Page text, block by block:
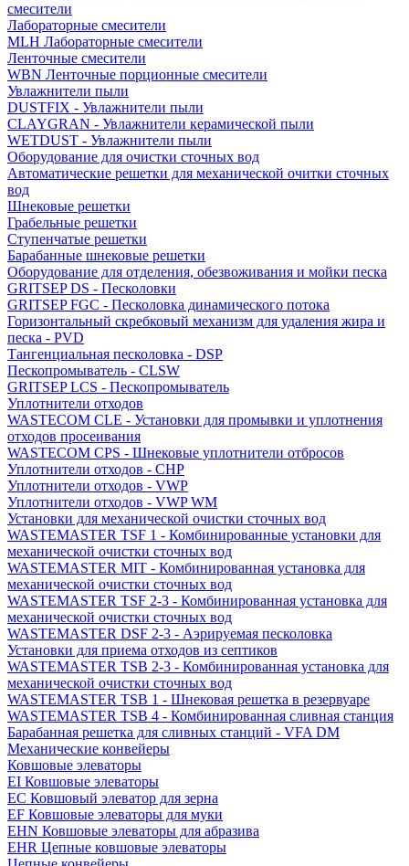
смесители
Лабораторные смесители
MLH Лабораторные смесители
Ленточные смесители
WBN Ленточные порционные смесители
Увлажнители пыли
DUSTFIX - Увлажнители пыли
CLAYGRAN - Увлажнители керамической пыли
WETDUST - Увлажнители пыли
Оборудование для очистки сточных вод
Автоматические решетки для механической очитки сточных
вод
Шнековые решетки
Грабельные решетки
Ступенчатые решетки
Барабанные шнековые решетки
Оборудование для отделения, обезвоживания и мойки песка
GRITSEP DS - Песколовки
GRITSEP FGC - Песколовка динамического потока
Горизонтальный скребковый механизм для удаления жира и
песка - PVD
Тангенциальная песколовка - DSP
Пескопромыватель - CLSW
GRITSEP LCS - Пескопромыватель
Уплотнители отходов
WASTECOM CLE - Установки для промывки и уплотнения
отходов просеивания
WASTECOM CPS - Шнековые уплотнители отбросов
Уплотнители отходов - CHP
Уплотнители отходов - VWP
Уплотнители отходов - VWP WM
Установки для механической очистки сточных вод
WASTEMASTER TSF 1 - Комбинированные установки для
механической очистки сточных вод
WASTEMASTER MIT - Комбинированная установка для
механической очистки сточных вод
WASTEMASTER TSF 2-3 - Комбинированная установка для
механической очистки сточных вод
WASTEMASTER DSF 2-3 - Аэрируемая песколовка
Установки для приема отходов из септиков
WASTEMASTER TSB 2-3 - Комбинированная установка для
механической очистки сточных вод
WASTEMASTER TSB 1 - Шнековая решетка в резервуаре
WASTEMASTER TSB 4 - Комбинированная сливная станция
Барабанная решетка для сливных станций - VFA DM
Механические конвейеры
Ковшовые элеваторы
EI Ковшовые элеваторы
EC Ковшовый элеватор для зерна
EF Ковшовые элеваторы для муки
EHN Ковшовые элеваторы для абразива
EHR Цепные ковшовые элеваторы